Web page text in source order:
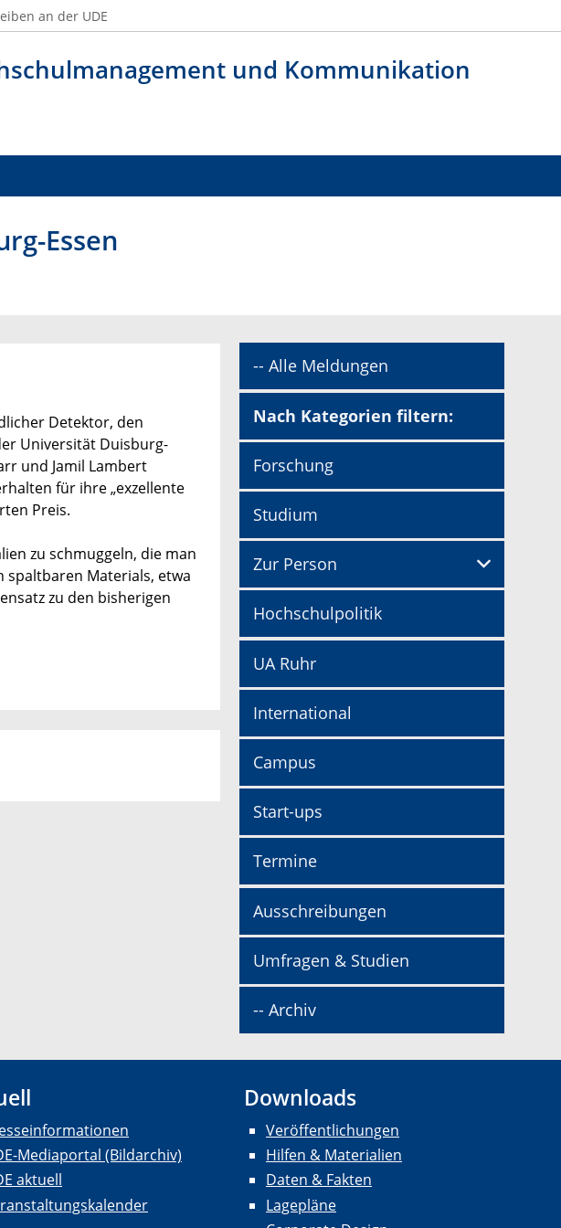
und Kommunikation
an der UDE
Essen
Detektor, den
Universität Duisburg-
und Jamil Lambert
für ihre „exzellente
Preis.
zu schmuggeln, die man
spaltbaren Materials, etwa
zu den bisherigen
-- Alle Meldungen
Nach Kategorien filtern:
Forschung
Studium
Zur Person
Hochschulpolitik
UA Ruhr
International
Campus
Start-ups
Termine
Ausschreibungen
Umfragen & Studien
-- Archiv
Mediaportal (Bildarchiv)
aktuell
Downloads
Veröffentlichungen
Hilfen & Materialien
Daten & Fakten
Lagepläne